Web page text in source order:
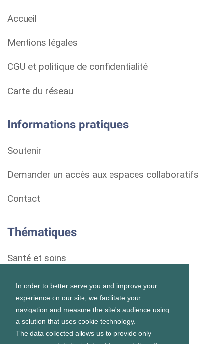
In order to better serve you and improve your
experience on our site, we facilitate your
navigation and measure the site's audience using
a solution that uses cookie technology.
The data collected allows us to provide only
Accueil
Mentions légales
CGU et politique de confidentialité
Carte du réseau
Informations pratiques
Soutenir
Demander un accès aux espaces collaboratifs
Contact
Thématiques
Santé et soins
Droits et démarches
Habitat
Formation et vie scolaire